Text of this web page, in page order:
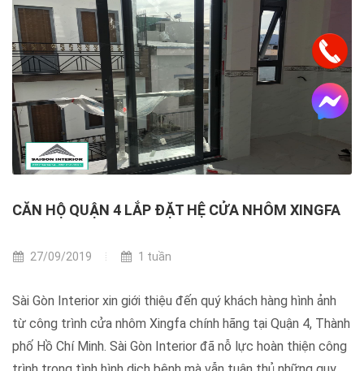
CĂN HỘ QUẬN 4 LẮP ĐẶT HỆ CỬA NHÔM XINGFA
27/09/2019 1 tuần
Sài Gòn Interior xin giới thiệu đến quý khách hàng hình ảnh
từ công trình cửa nhôm Xingfa chính hãng tại Quận 4, Thành
phố Hồ Chí Minh. Sài Gòn Interior đã nỗ lực hoàn thiện công